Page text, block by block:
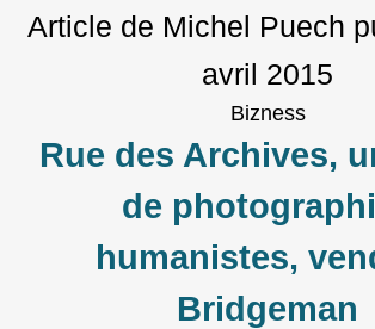
Article de Michel Puech
avril 2015
Bizness
Rue des Archives,
de
humanistes,
Bridgeman